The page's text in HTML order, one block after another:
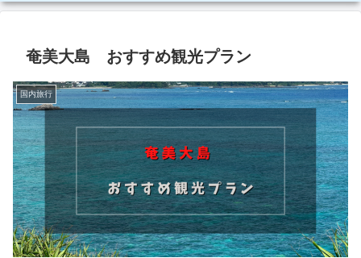
奄美大島 おすすめ観光プラン
国内旅行